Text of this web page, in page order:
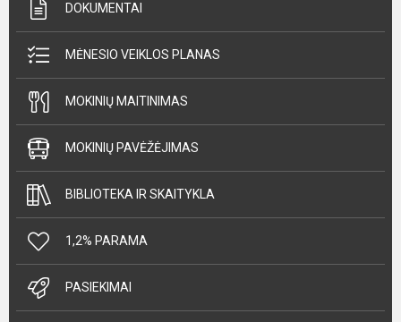
DOKUMENTAI
MĖNESIO VEIKLOS PLANAS
MOKINIŲ MAITINIMAS
MOKINIŲ PAVĖŽĖJIMAS
BIBLIOTEKA IR SKAITYKLA
1,2% PARAMA
PASIEKIMAI